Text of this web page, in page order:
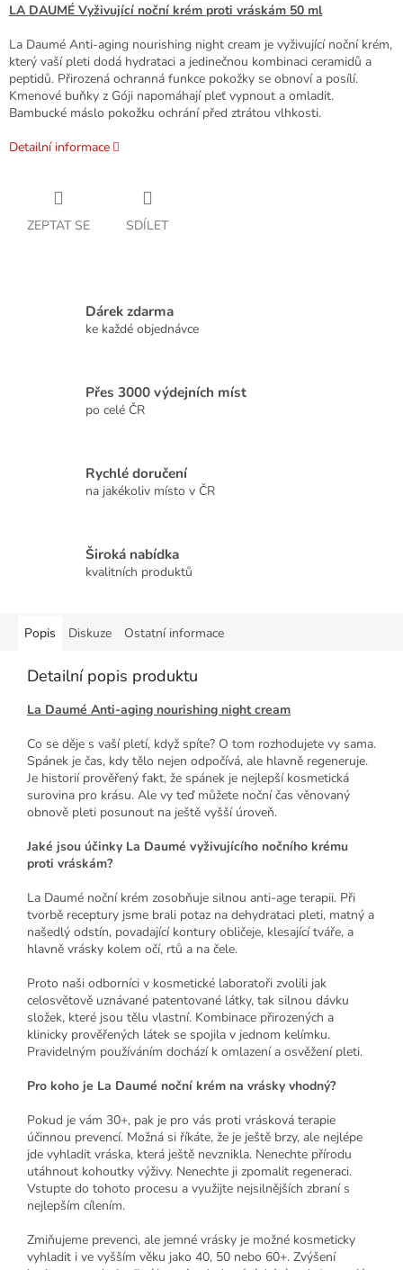
LA DAUMÉ Vyživující noční krém proti vráskám 50 ml
La Daumé Anti-aging nourishing night cream je vyživující noční krém,
který vaší pleti dodá hydrataci a jedinečnou kombinaci ceramidů a
peptidů. Přirozená ochranná funkce pokožky se obnoví a posílí.
Kmenové buňky z Góji napomáhají pleť vypnout a omladit.
Bambucké máslo pokožku ochrání před ztrátou vlhkosti.
Detailní informace
ZEPTAT SE SDÍLET
Dárek zdarma
ke každé objednávce
Přes 3000 výdejních míst
po celé ČR
Rychlé doručení
na jakékoliv místo v ČR
Široká nabídka
kvalitních produktů
Popis Diskuze Ostatní informace
Detailní popis produktu
La Daumé Anti-aging nourishing night cream
Co se děje s vaší pletí, když spíte? O tom rozhodujete vy sama.
Spánek je čas, kdy tělo nejen odpočívá, ale hlavně regeneruje.
Je historií prověřený fakt, že spánek je nejlepší kosmetická
surovina pro krásu. Ale vy teď můžete noční čas věnovaný
obnově pleti posunout na ještě vyšší úroveň.
Jaké jsou účinky La Daumé vyživujícího nočního krému
proti vráskám?
La Daumé noční krém zosobňuje silnou anti-age terapii. Při
tvorbě receptury jsme brali potaz na dehydrataci pleti, matný a
našedlý odstín, povadající kontury obličeje, klesající tváře, a
hlavně vrásky kolem očí, rtů a na čele.
Proto naši odborníci v kosmetické laboratoři zvolili jak
celosvětově uznávané patentované látky, tak silnou dávku
složek, které jsou tělu vlastní. Kombinace přirozených a
klinicky prověřených látek se spojila v jednom kelímku.
Pravidelným používáním dochází k omlazení a osvěžení pleti.
Pro koho je La Daumé noční krém na vrásky vhodný?
Pokud je vám 30+, pak je pro vás proti vrásková terapie
účinnou prevencí. Možná si říkáte, že je ještě brzy, ale nejlépe
jde vyhladit vráska, která ještě nevznikla. Nenechte přírodu
utáhnout kohoutky výživy. Nenechte ji zpomalit regeneraci.
Vstupte do tohoto procesu a využijte nejsilnějších zbraní s
nejlepším cílením.
Zmiňujeme prevenci, ale jemné vrásky je možné kosmeticky
vyhladit i ve vyšším věku jako 40, 50 nebo 60+. Zvýšení